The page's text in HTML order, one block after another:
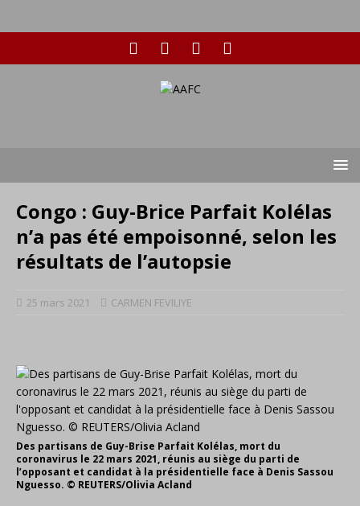
Congo : Guy-Brice Parfait Kolélas
n’a pas été empoisonné, selon les
résultats de l’autopsie
25 mars 2021 CARMEN FEVILIYE
Des partisans de Guy-Brise Parfait Kolélas, mort du
coronavirus le 22 mars 2021, réunis au siège du parti de
l’opposant et candidat à la présidentielle face à Denis Sassou
Nguesso. © REUTERS/Olivia Acland